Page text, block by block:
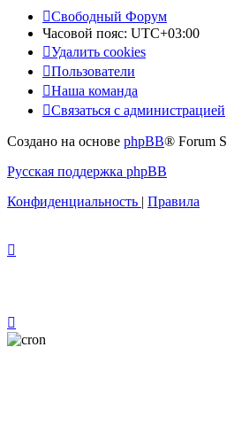
Свободный Форум
Часовой пояс: UTC+03:00
Удалить cookies
Пользователи
Наша команда
Связаться с администрацией
Создано на основе phpBB® Forum
Русская поддержка phpBB
Конфиденциальность
Правила